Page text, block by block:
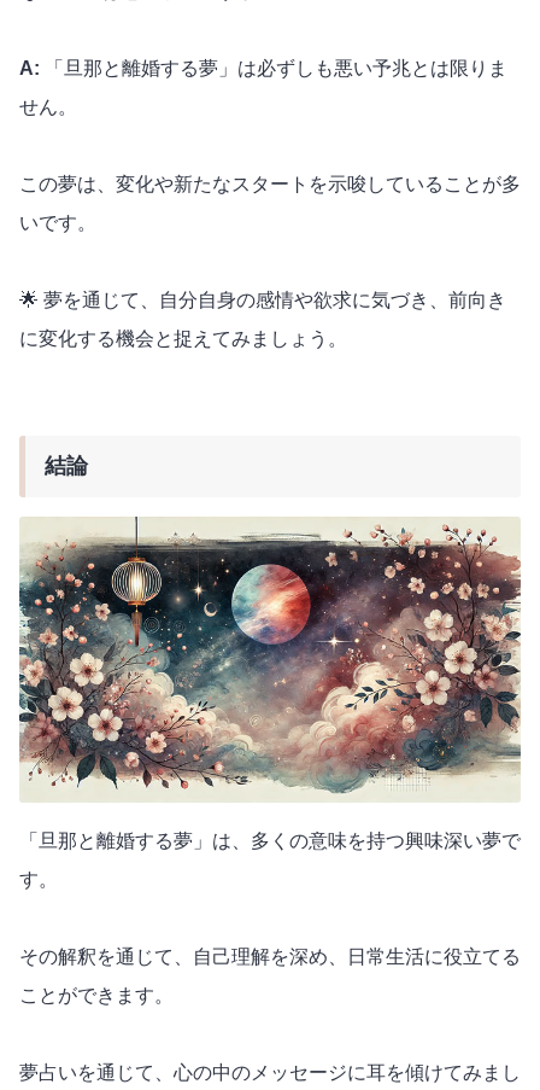
A:
「旦那と離婚する夢」は必ずしも悪い予兆とは限りま
せん。
この夢は、変化や新たなスタートを示唆していることが多
いです。
🌟 夢を通じて、自分自身の感情や欲求に気づき、前向き
に変化する機会と捉えてみましょう。
結論
「旦那と離婚する夢」は、多くの意味を持つ興味深い夢で
す。
その解釈を通じて、自己理解を深め、日常生活に役立てる
ことができます。
夢占いを通じて、心の中のメッセージに耳を傾けてみまし